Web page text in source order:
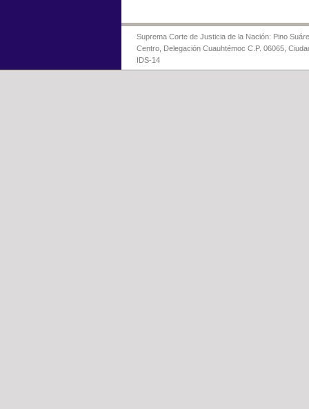
Suprema Corte de Justicia de la Nación: Pino
Centro, Delegación Cuauhtémoc C.P. 06065,
IDS-14